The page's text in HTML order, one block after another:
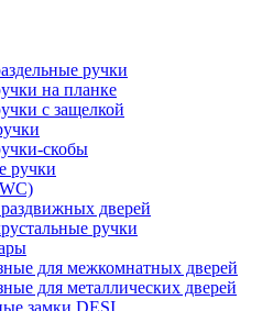
ручки
на планке
с защелкой
скобы
ручки
дверей
ручки
для межкомнатных дверей
для металлических дверей
замки DESI